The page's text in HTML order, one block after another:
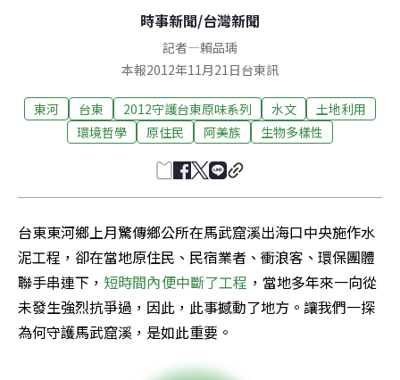
時事新聞/台灣新聞
記者—賴品瑀
本報2012年11月21日台東訊
東河 台東 2012守護台東原味系列 水文
土地利用
環境哲學
原住民 阿美族 生物多樣性
台東東河鄉上月驚傳鄉公所在馬武窟溪出海口中央施作水
泥工程，卻在當地原住民、民宿業者、衝浪客、環保團體
聯手串連下， 短時間內便中斷了工程 ，當地多年來一向從
未發生強烈抗爭過，因此，此事撼動了地方。讓我們一探
為何守護馬武窟溪，是如此重要。